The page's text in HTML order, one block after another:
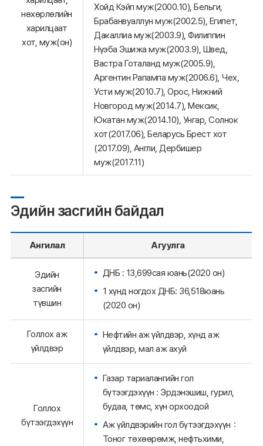
нөхөрлөлийн
харилцаат
хот, муж(он)
Хойд Кэйп муж(2000.10), Бельги,
Брабанвуаллун муж(2002.5), Египет,
Дакаллиа муж(2003.9), Филиппин
Нүэба Эшижа муж(2003.9), Швед,
Вастра Готаланд муж(2005.9),
Аргентин Рапампа муж(2006.6), Чех,
Усти муж(2010.7), Орос, Нижний
Новгород муж(2014.7), Мексик,
Юкатан муж(2014.10), Унгар, Солнок
хот(2017.06), Беларусь Брест хот
(2017.09), Англи, Дербишер
муж(2017.11)
Эдийн засгийн байдал
Ангилал Агуулга
Эдийн
засгийн
түвшин
ДНБ : 13,699сая юань(2020 он)
1 хүнд ногдох ДНБ: 36,518юань
(2020 он)
Голлох аж
үйлдвэр
Нефтийн аж үйлдвэр, хүнд аж
үйлдвэр, мал аж ахуй
Голлох
бүтээгдэхүүн
Газар тариалангийн гол
бүтээгдэхүүн : Эрдэнэшиш, гурил,
будаа, төмс, хүн орхоодой
Аж үйлдвэрийн гол бүтээгдэхүүн：
Тоног төхөөрөмж, нефтьхими,